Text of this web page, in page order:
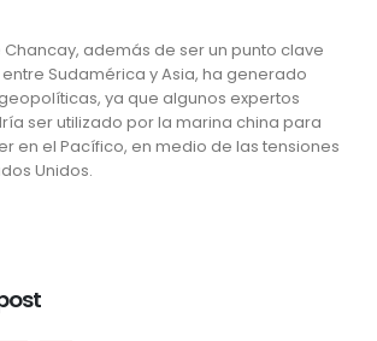
además de ser un punto clave
Sudamérica y Asia, ha generado
ya que algunos expertos
ser utilizado por la marina china para
en el Pacífico, en medio de las tensiones
Unidos.